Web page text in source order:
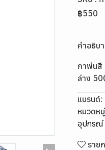
฿550
คำอธิบ
กาพ่นสี
ล่าง
แบรนด์:
หมวดห
อุปกรณ์
ราย